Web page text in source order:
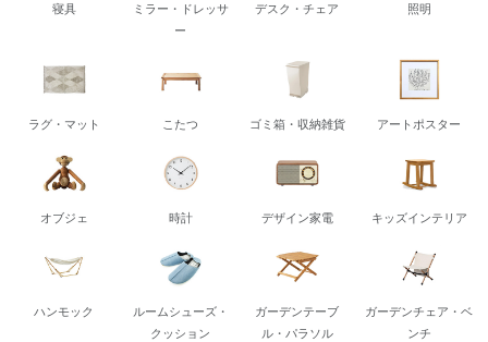
寝具
ミラー・ドレッサ
ー
デスク・チェア 照明
ラグ・マット こたつ ゴミ箱・収納雑貨 アートポスター
オブジェ 時計 デザイン家電 キッズインテリア
ハンモック
ルームシューズ・
クッション
ガーデンテーブ
ル・パラソル
ガーデンチェア・ベ
ンチ